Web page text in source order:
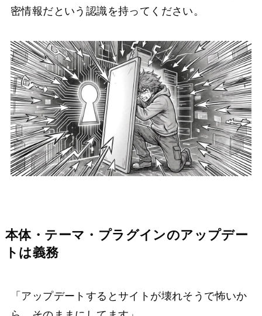
密情報だという認識を持ってください。
本体・テーマ・プラグインのアップデー
トは義務
「アップデートするとサイトが壊れそうで怖いか